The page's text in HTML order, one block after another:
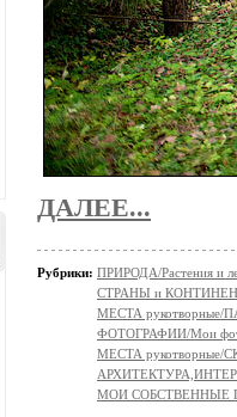
ДАЛЕЕ...
Рубрики: ПРИРОДА/Растения и
СТРАНЫ и
МЕСТА рукотворные/
ФОТОГРАФИИ/Мои
МЕСТА
МОИ СОБСТВЕННЫЕ